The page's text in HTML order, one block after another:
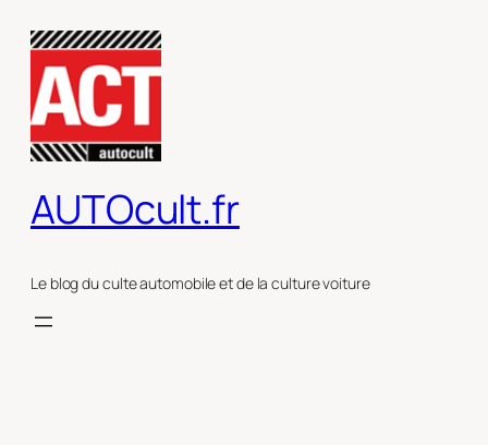
contenu
AUTOcult.fr
Le blog du culte automobile et de la culture voiture